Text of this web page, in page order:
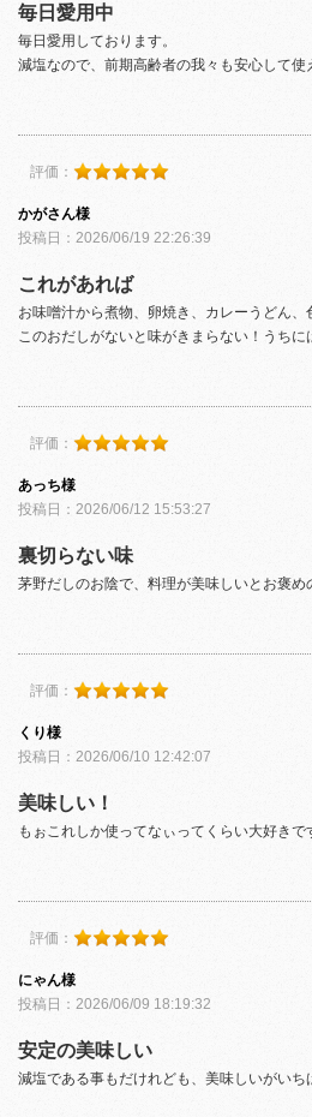
毎日愛用中
毎日愛用しております。
減塩なので、前期高齢者の我々も安心して使
評価：
かがさん様
投稿日：2026/06/19 22:26:39
これがあれば
お味噌汁から煮物、卵焼き、カレーうどん、
このおだしがないと味がきまらない！うちに
評価：
あっち様
投稿日：2026/06/12 15:53:27
裏切らない味
茅野だしのお陰で、料理が美味しいとお褒め
評価：
くり様
投稿日：2026/06/10 12:42:07
美味しい！
もぉこれしか使ってなぃってくらい大好きで
評価：
にゃん様
投稿日：2026/06/09 18:19:32
安定の美味しい
減塩である事もだけれども、美味しいがいち